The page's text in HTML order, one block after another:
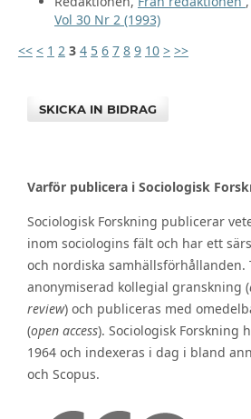
Vol 30 Nr 2 (1993)
<< < 1 2 3 4 5 6 7 8 9 10 > >>
SKICKA IN BIDRAG
Varför publicera i Sociologisk
Sociologisk Forskning publicerar
inom sociologins fält och har ett
och nordiska
anonymiserad kollegial granskning (
review) och publiceras med
(open access). Sociologisk Forskning
1964 och indexeras i dag i bland
och Scopus.